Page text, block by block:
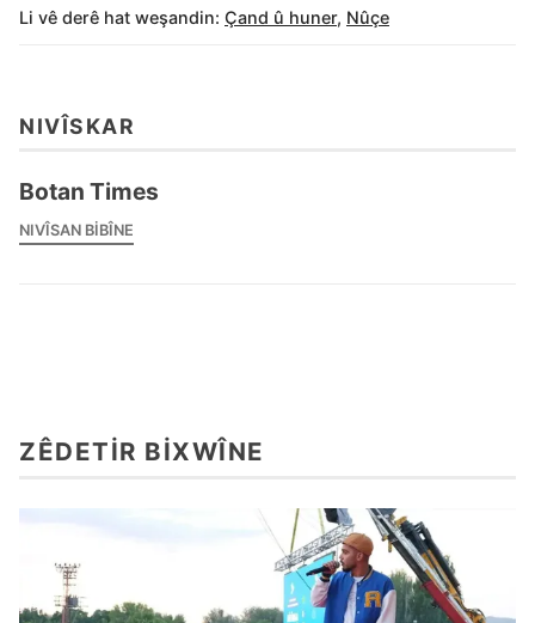
Li vê derê hat weşandin: Çand û huner, Nûçe
NIVÎSKAR
Botan Times
NIVÎSAN BIBÎNE
ZÊDETIR BIXWÎNE